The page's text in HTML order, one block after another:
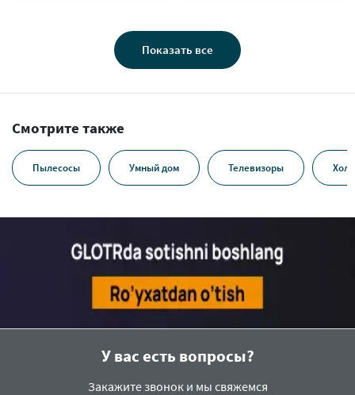
Показать все
Смотрите также
Пылесосы Умный дом Телевизоры
У вас есть вопросы?
Закажите звонок и мы свяжемся